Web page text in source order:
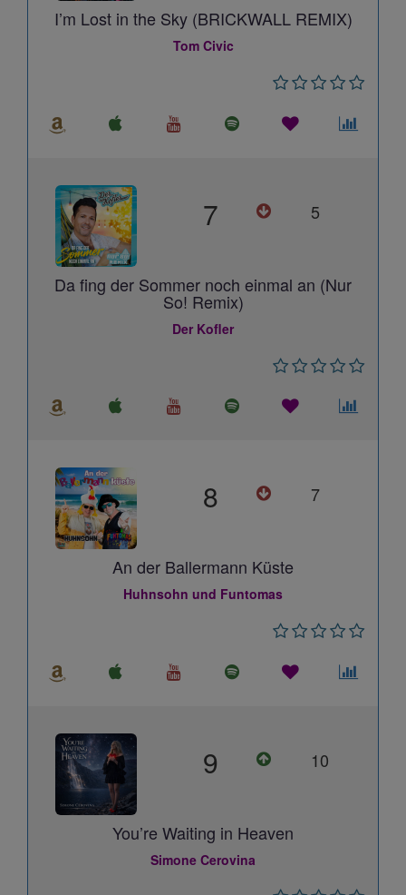
I’m Lost in the Sky (BRICKWALL REMIX)
Tom Civic
7 5
Da fing der Sommer noch einmal an (Nur
So! Remix)
Der Kofler
8 7
An der Ballermann Küste
Huhnsohn und Funtomas
9 10
You’re Waiting in Heaven
Simone Cerovina